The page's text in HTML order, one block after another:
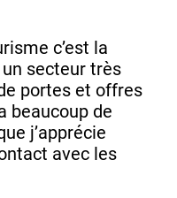
c’est la
un secteur très
portes et offres
beaucoup de
j’apprécie
avec les